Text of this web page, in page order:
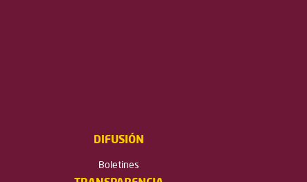
DIFUSIÓN
Boletines